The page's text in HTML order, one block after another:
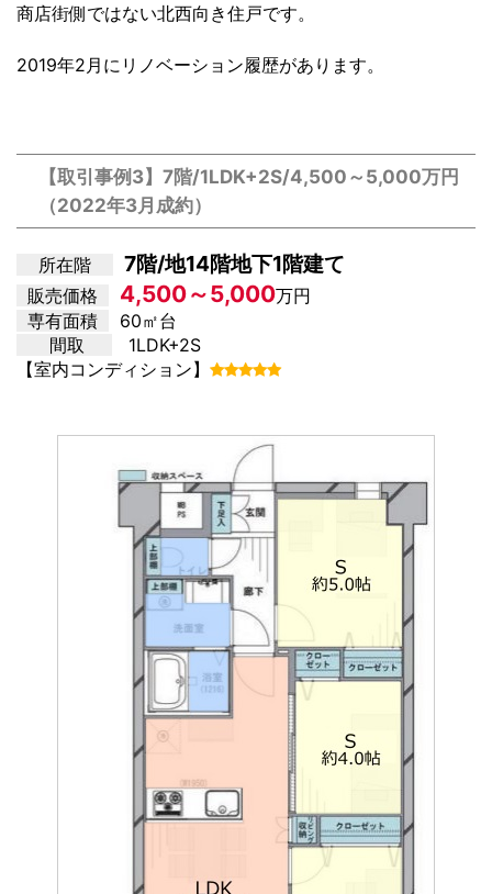
商店街側ではない北西向き住戸です。
2019年2月にリノベーション履歴があります。
【取引事例3】7階/1LDK+2S/4,500～5,000万円
（2022年3月成約）
所在階 7階/地14階地下1階建て
販売価格 4,500～5,000万円
専有面積
60㎡台
間取
1LDK+2S
【室内コンディション】